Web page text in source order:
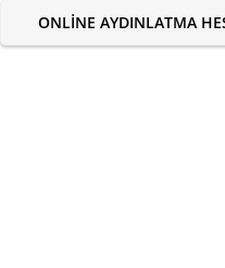
ONLINE AYDINLATMA